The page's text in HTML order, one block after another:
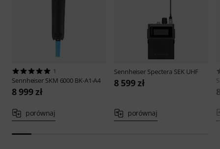
1
Sennheiser SKM 6000 BK-A1-A4
8 999 zł
porównaj
Sennheiser Spectera SEK UHF
8 599 zł
porównaj